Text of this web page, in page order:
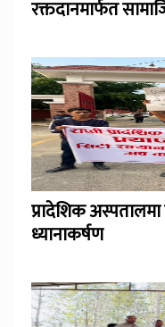
रक्तदानमार्फत
प्रादेशिक
ध्यानाकर्षण